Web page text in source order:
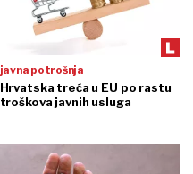
javna potrošnja
Hrvatska treća u EU po rastu
troškova javnih usluga